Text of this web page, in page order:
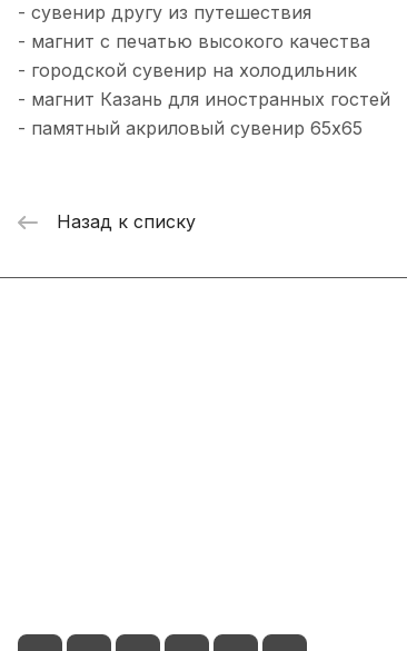
- сувенир другу из путешествия
- магнит с печатью высокого качества
- городской сувенир на холодильник
- магнит Казань для иностранных гостей
- памятный акриловый сувенир 65х65
Назад к списку